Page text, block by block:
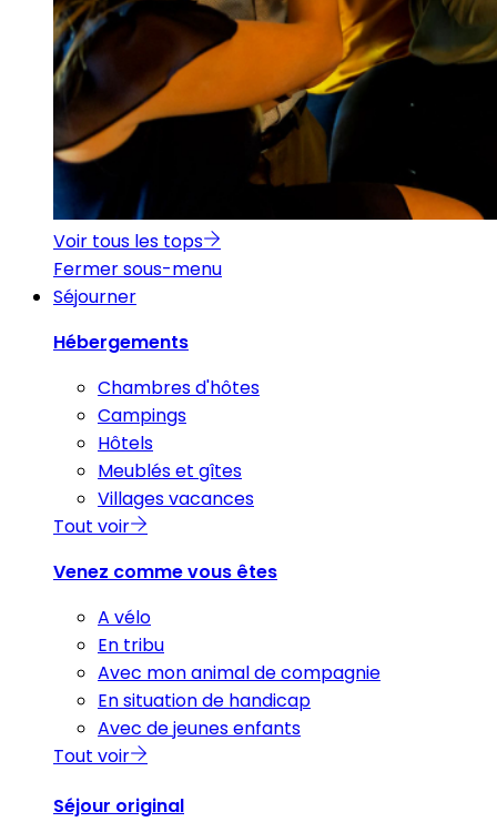
Voir tous les tops
Fermer sous-menu
Séjourner
Hébergements
Chambres d'hôtes
Campings
Hôtels
Meublés et gîtes
Villages vacances
Tout voir
Venez comme vous êtes
A vélo
En tribu
Avec mon animal de compagnie
En situation de handicap
Avec de jeunes enfants
Tout voir
Séjour original